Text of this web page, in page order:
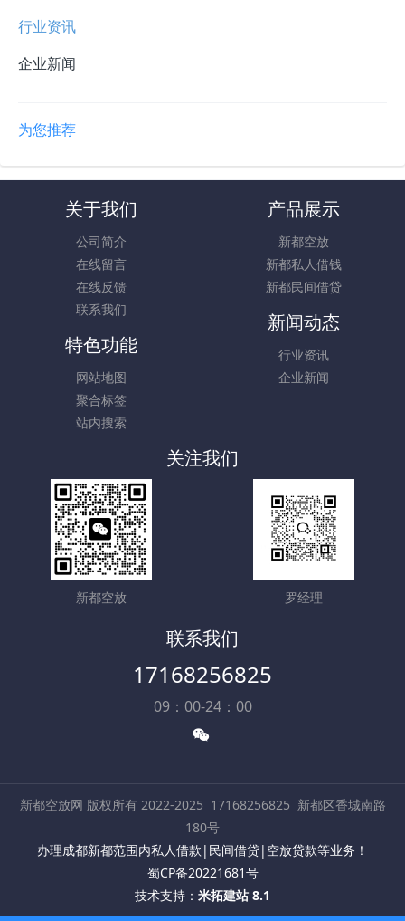
行业资讯
企业新闻
为您推荐
关于我们
公司简介
在线留言
在线反馈
联系我们
产品展示
新都空放
新都私人借钱
新都民间借贷
新闻动态
行业资讯
企业新闻
特色功能
网站地图
聚合标签
站内搜索
关注我们
新都空放 罗经理
联系我们
17168256825
09：00-24：00
新都空放网 版权所有 2022-2025 17168256825 新都区香城南路
180号
办理成都新都范围内私人借款|民间借贷|空放贷款等业务！
蜀CP备20221681号
技术支持： 米拓建站 8.1